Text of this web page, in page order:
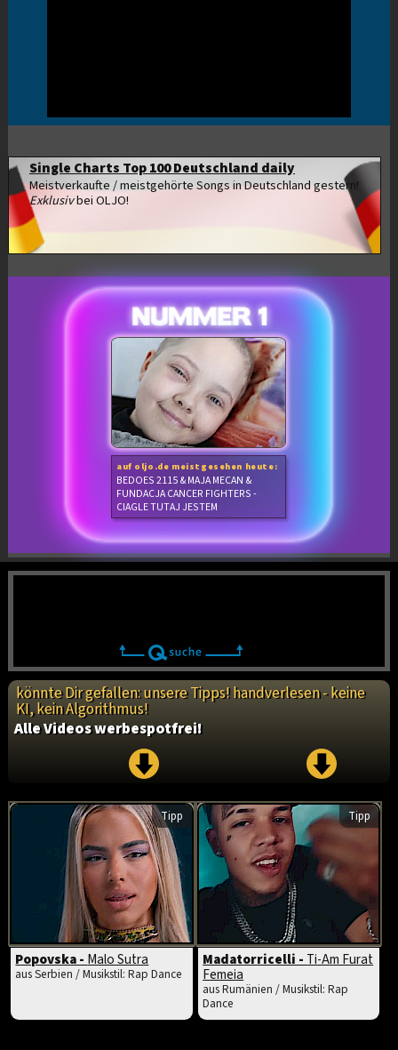
Single Charts Top 100 Deutschland daily
Meistverkaufte / meistgehörte Songs in Deutschland gestern!
Exklusivbei OLJO!
auf oljo.de meistgesehen heute:
BEDOES 2115 & MAJA MECAN &
FUNDACJA CANCER FIGHTERS -
CIAGLE TUTAJ JESTEM
könnte Dir gefallen: unsere Tipps! handverlesen - keine
KI, kein Algorithmus!
Alle Videos werbespotfrei!
Tipp
Popovska - Malo Sutra
aus Serbien / Musikstil: Rap Dance
Tipp
Madatorricelli - Ti-Am Furat
Femeia
aus Rumänien / Musikstil: Rap
Dance